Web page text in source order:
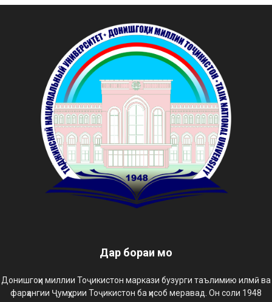
Дар бораи мо
Донишгоҳи миллии Тоҷикистон маркази бузурги таълимию илмӣ ва
фарҳангии Ҷумҳурии Тоҷикистон ба ҳисоб меравад. Он соли 1948